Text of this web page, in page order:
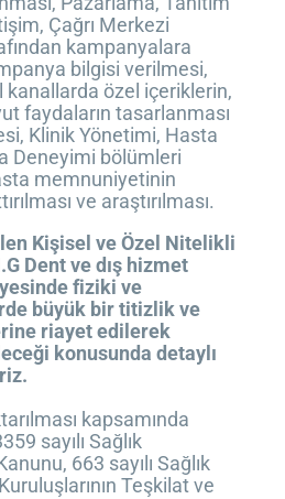
Çağrı Merkezi
kampanyalara
bilgisi verilmesi,
kanallarda özel içeriklerin,
faydaların tasarlanması
Klinik Yönetimi, Hasta
Deneyimi bölümleri
memnuniyetinin
ve araştırılması.
Kişisel ve Özel Nitelikli
Dent ve dış hizmet
fiziki ve
büyük bir titizlik ve
riayet edilerek
konusunda detaylı
kapsamında
sayılı Sağlık
663 sayılı Sağlık
Teşkilat ve